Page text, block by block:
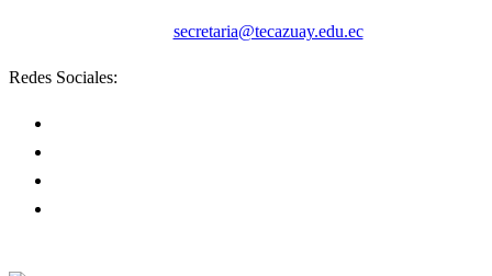
secretaria@tecazuay.edu.ec
Redes Sociales: